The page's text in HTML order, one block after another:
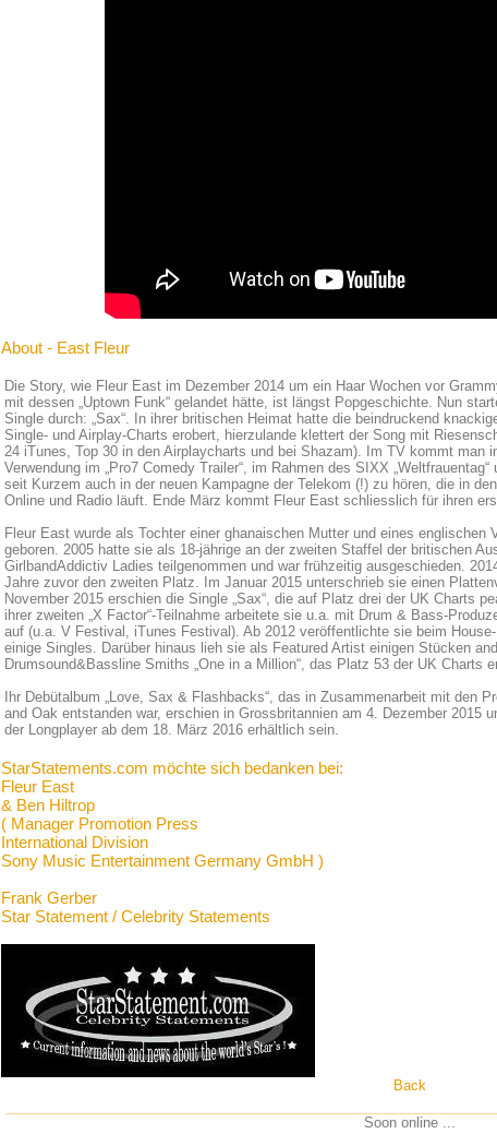
About - East Fleur
Die Story, wie Fleur East im Dezember 2014 um ein Haar Wochen vor
mit dessen „Uptown Funk“ gelandet hätte, ist längst Popgeschichte. Nun
Single durch: „Sax“. In ihrer britischen Heimat hatte die beindruckend
Single- und Airplay-Charts erobert, hierzulande klettert der Song mit
24 iTunes, Top 30 in den Airplaycharts und bei Shazam). Im TV kommt man
Verwendung im „Pro7 Comedy Trailer“, im Rahmen des SIXX
seit Kurzem auch in der neuen Kampagne der Telekom (!) zu hören, die in
Online und Radio läuft. Ende März kommt Fleur East schliesslich für ihren
Fleur East wurde als Tochter einer ghanaischen Mutter und eines englischen
geboren. 2005 hatte sie als 18-jährige an der zweiten Staffel der britischen
GirlbandAddictiv Ladies teilgenommen und war frühzeitig ausgeschieden.
Jahre zuvor den zweiten Platz. Im Januar 2015 unterschrieb sie einen
November 2015 erschien die Single „Sax“, die auf Platz drei der UK Charts
ihrer zweiten „X Factor“-Teilnahme arbeitete sie u.a. mit Drum & Bass-
auf (u.a. V Festival, iTunes Festival). Ab 2012 veröffentlichte sie beim
einige Singles. Darüber hinaus lieh sie als Featured Artist einigen Stücken
Drumsound&Bassline Smiths „One in a Million“, das Platz 53 der UK Charts
Ihr Debütalbum „Love, Sax & Flashbacks“, das in Zusammenarbeit mit den
and Oak entstanden war, erschien in Grossbritannien am 4. Dezember 2015
der Longplayer ab dem 18. März 2016 erhältlich sein.
StarStatements.com möchte sich bedanken bei:
Fleur East
& Ben Hiltrop
( Manager Promotion Press
International Division
Sony Music Entertainment Germany GmbH )
Frank Gerber
Star Statement / Celebrity Statements
Back
Soon online ...